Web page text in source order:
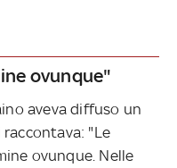
ovunque"
aveva diffuso un
"Le
ovunque. Nelle